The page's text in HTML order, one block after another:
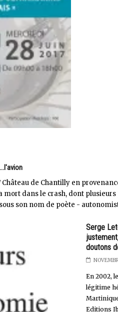
Château de Chantilly en
mort dans le crash, dont
son nom de poète -
Serge
doutons
En 2002,
légitime
Editions